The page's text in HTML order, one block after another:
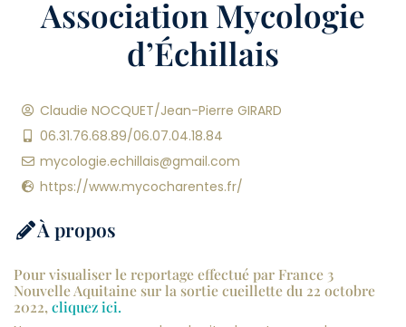
Association Mycologie
d’Échillais
Claudie NOCQUET/Jean-Pierre GIRARD
06.31.76.68.89/06.07.04.18.84
mycologie.echillais@gmail.com
https://www.mycocharentes.fr/
À propos
Pour visualiser le reportage effectué par France 3
Nouvelle Aquitaine sur la sortie cueillette du 22 octobre
2022, cliquez ici.